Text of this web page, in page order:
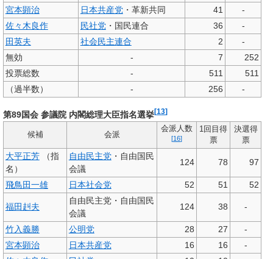
宮本顕治
日本共産党・革新共同 41
-
佐々木良作
民社党・国民連合 36
-
田英夫
社会民主連合 2
-
無効
- 7
252
投票総数
- 511
511
（過半数）
- 256 -
第89国会 参議院 内閣総理大臣指名選挙[13]
候補 会派
会派人数
[16]
1回目得
票
決選得
票
大平正芳（指
名）
自由民主党・自由国民
会議
124 78 97
飛鳥田一雄 日本社会党 52 51 52
福田赳夫
自由民主党・自由国民
会議
124 38 -
竹入義勝 公明党 28 27
-
宮本顕治
日本共産党 16 16
-